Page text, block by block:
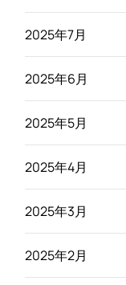
2025年7月
2025年6月
2025年5月
2025年4月
2025年3月
2025年2月